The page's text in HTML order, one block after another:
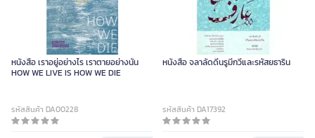
หนังสือ เราอยู่อย่างไร เราตายอย่างนั้น
HOW WE LIVE IS HOW WE DIE
รหัสสินค้า DA00228
หนังสือ จลาลัดดีนรูมีกวีและรหัสยธาริน
รหัสสินค้า DA17392